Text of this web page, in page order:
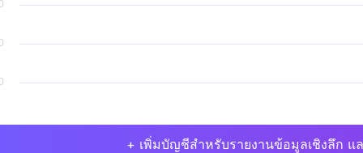
+ เพิ่มบัญชีสำหรับรายงานข้อมูลเชิงลึก แ